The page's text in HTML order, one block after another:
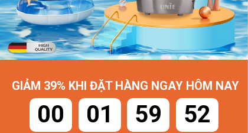
GIẢM 39% KHI ĐẶT HÀNG NGAY HÔM NAY
00 01 59 49